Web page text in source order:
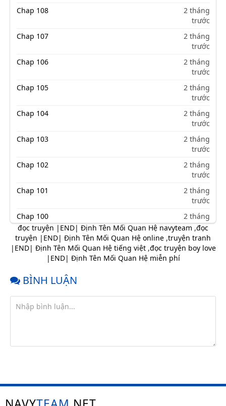
Chap 108
2 tháng
trước
Chap 107
2 tháng
trước
Chap 106
2 tháng
trước
Chap 105
2 tháng
trước
Chap 104
2 tháng
trước
Chap 103
2 tháng
trước
Chap 102
2 tháng
trước
Chap 101
2 tháng
trước
Chap 100
2 tháng
trước
Chap 99
2 tháng
trước
Chap 95
2 tháng
đọc truyện |END| Định Tên Mối Quan Hệ navyteam ,đọc
truyện |END| Định Tên Mối Quan Hệ online ,truyện tranh
|END| Định Tên Mối Quan Hệ tiếng việt,đọc truyện boy love
|END| Định Tên Mối Quan Hệ miễn phí
BÌNH LUẬN